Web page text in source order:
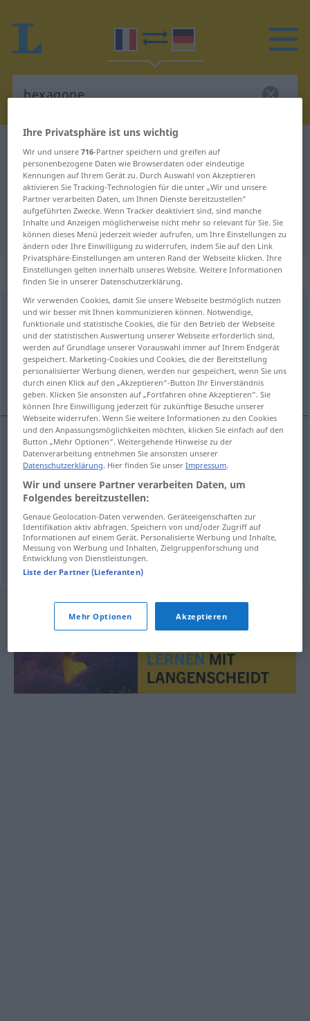
Französisch-Deutsch Wörterbuch hexagone
Französisch-Deutsch Übersetzung
für "hexagone"
"hexagone" Deutsch Übersetzung
„hexagone“: masculin
hexagone [ɛgzagon, -gɔn]m
Übersicht aller Übersetzungen
(Für mehr Details die Übersetzung anklicken/antippen)
Sechseck Weitere Beispiele...
Sechseckn hexagone
Beispiele
l’Hexagone
Frankreichn
Ihre Privatsphäre ist uns wichtig
Wir und unsere716-Partner speichern und greifen auf
personenbezogene Daten wie Browserdaten oder eindeutige
Kennungen auf Ihrem Gerät zu. Durch Auswahl von Akzeptieren
aktivieren Sie Tracking-Technologien für die unter „Wir und unsere
Partner verarbeiten Daten, um Ihnen Dienste bereitzustellen“
aufgeführten Zwecke. Wenn Tracker deaktiviert sind, sind manche
Inhalte und Anzeigen möglicherweise nicht mehr so relevant für Sie. Sie
können dieses Menü jederzeit wieder aufrufen, um Ihre Einstellungen zu
ändern oder Ihre Einwilligung zu widerrufen, indem Sie auf den Link
Privatsphäre-Einstellungen am unteren Rand der Webseite klicken. Ihre
Einstellungen gelten innerhalb unseres Website. Weitere Informationen
finden Sie in unserer Datenschutzerklärung.
Wir verwenden Cookies, damit Sie unsere Webseite bestmöglich nutzen
und wir besser mit Ihnen kommunizieren können. Notwendige,
funktionale und statistische Cookies, die für den Betrieb der Webseite
und der statistischen Auswertung unserer Webseite erforderlich sind,
werden auf Grundlage unserer Vorauswahl immer auf Ihrem Endgerät
gespeichert. Marketing-Cookies und Cookies, die der Bereitstellung
personalisierter Werbung dienen, werden nur gespeichert, wenn Sie uns
durch einen Klick auf den „Akzeptieren“-Button Ihr Einverständnis
geben. Klicken Sie ansonsten auf „Fortfahren ohne Akzeptieren“. Sie
können Ihre Einwilligung jederzeit für zukünftige Besuche unserer
Webseite widerrufen. Wenn Sie weitere Informationen zu den Cookies
und den Anpassungsmöglichkeiten möchten, klicken Sie einfach auf den
Button „Mehr Optionen“. Weitergehende Hinweise zu der
Datenverarbeitung entnehmen Sie ansonsten unserer
Datenschutzerklärung. Hier finden Sie unserImpressum.
Wir und unsere Partner verarbeiten Daten, um
Folgendes bereitzustellen:
Genaue Geolocation-Daten verwenden. Geräteeigenschaften zur
Identifikation aktiv abfragen. Speichern von und/oder Zugriff auf
Informationen auf einem Gerät. Personalisierte Werbung und Inhalte,
Messung von Werbung und Inhalten, Zielgruppenforschung und
Entwicklung von Dienstleistungen.
Liste der Partner (Lieferanten)
Mehr Optionen Akzeptieren